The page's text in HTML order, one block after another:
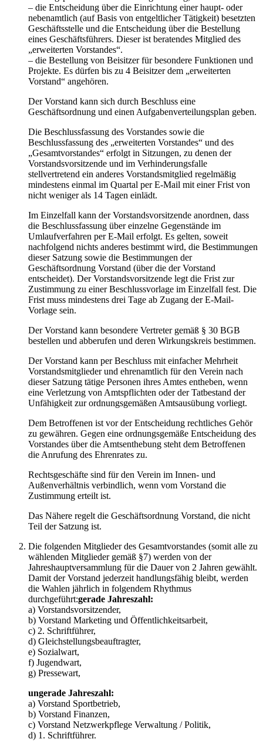
– die Entscheidung über die Einrichtung einer haupt- oder
nebenamtlich (auf Basis von entgeltlicher Tätigkeit) besetzten
Geschäftsstelle und die Entscheidung über die Bestellung
eines Geschäftsführers. Dieser ist beratendes Mitglied des
„erweiterten Vorstandes“.
– die Bestellung von Beisitzer für besondere Funktionen und
Projekte. Es dürfen bis zu 4 Beisitzer dem „erweiterten
Vorstand“ angehören.
Der Vorstand kann sich durch Beschluss eine
Geschäftsordnung und einen Aufgabenverteilungsplan geben.
Die Beschlussfassung des Vorstandes sowie die
Beschlussfassung des „erweiterten Vorstandes“ und des
„Gesamtvorstandes“ erfolgt in Sitzungen, zu denen der
Vorstandsvorsitzende und im Verhinderungsfalle
stellvertretend ein anderes Vorstandsmitglied regelmäßig
mindestens einmal im Quartal per E-Mail mit einer Frist von
nicht weniger als 14 Tagen einlädt.
Im Einzelfall kann der Vorstandsvorsitzende anordnen, dass
die Beschlussfassung über einzelne Gegenstände im
Umlaufverfahren per E-Mail erfolgt. Es gelten, soweit
nachfolgend nichts anderes bestimmt wird, die Bestimmungen
dieser Satzung sowie die Bestimmungen der
Geschäftsordnung Vorstand (über die der Vorstand
entscheidet). Der Vorstandsvorsitzende legt die Frist zur
Zustimmung zu einer Beschlussvorlage im Einzelfall fest. Die
Frist muss mindestens drei Tage ab Zugang der E-Mail-
Vorlage sein.
Der Vorstand kann besondere Vertreter gemäß § 30 BGB
bestellen und abberufen und deren Wirkungskreis bestimmen.
Der Vorstand kann per Beschluss mit einfacher Mehrheit
Vorstandsmitglieder und ehrenamtlich für den Verein nach
dieser Satzung tätige Personen ihres Amtes entheben, wenn
eine Verletzung von Amtspflichten oder der Tatbestand der
Unfähigkeit zur ordnungsgemäßen Amtsausübung vorliegt.
Dem Betroffenen ist vor der Entscheidung rechtliches Gehör
zu gewähren. Gegen eine ordnungsgemäße Entscheidung des
Vorstandes über die Amtsenthebung steht dem Betroffenen
die Anrufung des Ehrenrates zu.
Rechtsgeschäfte sind für den Verein im Innen- und
Außenverhältnis verbindlich, wenn vom Vorstand die
Zustimmung erteilt ist.
Das Nähere regelt die Geschäftsordnung Vorstand, die nicht
Teil der Satzung ist.
Die folgenden Mitglieder des Gesamtvorstandes (somit alle zu
wählenden Mitglieder gemäß §7) werden von der
Jahreshauptversammlung für die Dauer von 2 Jahren gewählt.
Damit der Vorstand jederzeit handlungsfähig bleibt, werden
die Wahlen jährlich in folgendem Rhythmus
durchgeführt:gerade Jahreszahl:
a) Vorstandsvorsitzender,
b) Vorstand Marketing und Öffentlichkeitsarbeit,
c) 2. Schriftführer,
d) Gleichstellungsbeauftragter,
e) Sozialwart,
f) Jugendwart,
g) Pressewart,
ungerade Jahreszahl:
a) Vorstand Sportbetrieb,
b) Vorstand Finanzen,
c) Vorstand Netzwerkpflege Verwaltung / Politik,
d) 1. Schriftführer.